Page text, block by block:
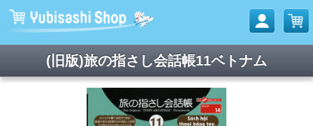
(旧版)旅の指さし会話帳11ベトナム